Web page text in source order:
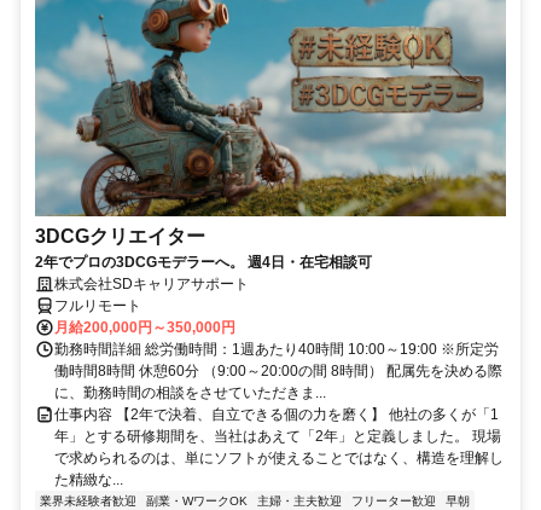
3DCGクリエイター
2年でプロの3DCGモデラーへ。 週4日・在宅相談可
株式会社SDキャリアサポート
フルリモート
月給200,000円～350,000円
勤務時間詳細 総労働時間：1週あたり40時間 10:00～19:00 ※所定労
働時間8時間 休憩60分 （9:00～20:00の間 8時間） 配属先を決める際
に、勤務時間の相談をさせていただきま...
仕事内容 【2年で決着、自立できる個の力を磨く】 他社の多くが「1
年」とする研修期間を、当社はあえて「2年」と定義しました。 現場
で求められるのは、単にソフトが使えることではなく、構造を理解し
た精緻な...
業界未経験者歓迎 副業・WワークOK 主婦・主夫歓迎 フリーター歓迎
早朝